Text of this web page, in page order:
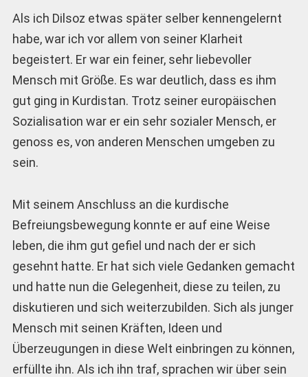
Als ich Dilsoz etwas später selber kennengelernt
habe, war ich vor allem von seiner Klarheit
begeistert. Er war ein feiner, sehr liebevoller
Mensch mit Größe. Es war deutlich, dass es ihm
gut ging in Kurdistan. Trotz seiner europäischen
Sozialisation war er ein sehr sozialer Mensch, er
genoss es, von anderen Menschen umgeben zu
sein.
Mit seinem Anschluss an die kurdische
Befreiungsbewegung konnte er auf eine Weise
leben, die ihm gut gefiel und nach der er sich
gesehnt hatte. Er hat sich viele Gedanken gemacht
und hatte nun die Gelegenheit, diese zu teilen, zu
diskutieren und sich weiterzubilden. Sich als junger
Mensch mit seinen Kräften, Ideen und
Überzeugungen in diese Welt einbringen zu können,
erfüllte ihn. Als ich ihn traf, sprachen wir über sein